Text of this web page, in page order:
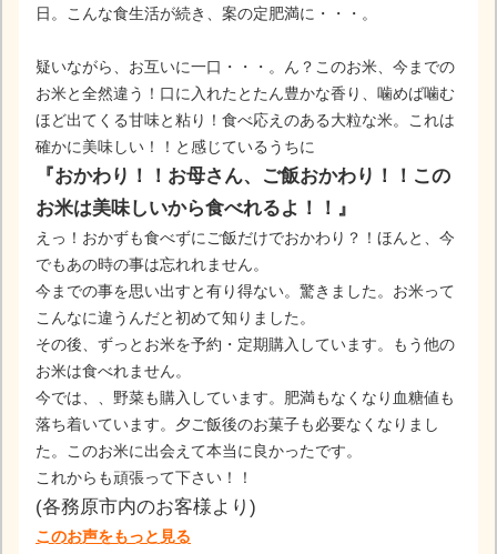
日。こんな食生活が続き、案の定肥満に・・・。
疑いながら、お互いに一口・・・。ん？このお米、今までの
お米と全然違う！口に入れたとたん豊かな香り、噛めば噛む
ほど出てくる甘味と粘り！食べ応えのある大粒な米。これは
確かに美味しい！！と感じているうちに
『おかわり！！お母さん、ご飯おかわり！！この
お米は美味しいから食べれるよ！！』
えっ！おかずも食べずにご飯だけでおかわり？！ほんと、今
でもあの時の事は忘れれません。
今までの事を思い出すと有り得ない。驚きました。お米って
こんなに違うんだと初めて知りました。
その後、ずっとお米を予約・定期購入しています。もう他の
お米は食べれません。
今では、、野菜も購入しています。肥満もなくなり血糖値も
落ち着いています。夕ご飯後のお菓子も必要なくなりまし
た。このお米に出会えて本当に良かったです。
これからも頑張って下さい！！
(各務原市内のお客様より)
このお声をもっと見る